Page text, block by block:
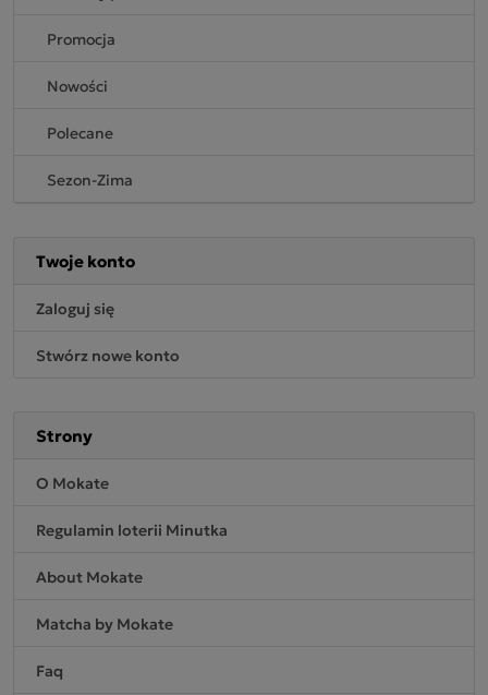
Promocja
Nowości
Polecane
Sezon-Zima
Twoje konto
Zaloguj się
Stwórz nowe konto
Strony
O Mokate
Regulamin loterii Minutka
About Mokate
Matcha by Mokate
Faq